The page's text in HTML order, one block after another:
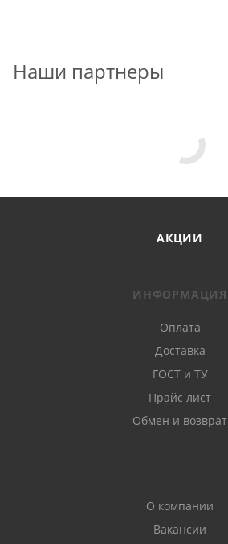
Наши партнеры
АКЦИИ
ИНФОРМАЦИЯ
Оплата
Доставка
ГОСТ и ТУ
Прайс лист
Обмен и возврат
О компании
Вакансии